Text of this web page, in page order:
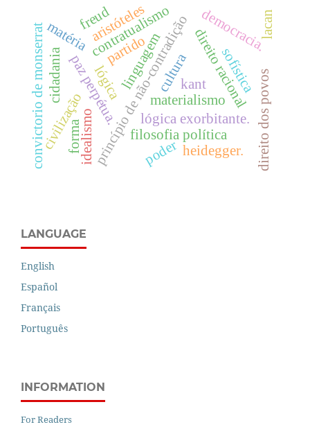
lógica
princípio de não-contradiçãológica exorbitante.
kant
direito racional
filosofia política direito dos povos
contratualismo
paz perpétua.
idealismo
materialismo
forma
matéria democracia.
linguagem
aristóteles
sofística
heidegger.
civilização
cultura
convictorio de monserratcidadania partido
poder
freud lacan
LANGUAGE
English
Español
Français
Português
INFORMATION
For Readers